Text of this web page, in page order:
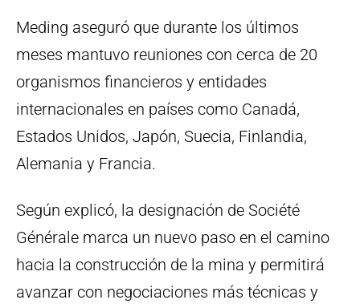
Meding aseguró que durante los últimos
meses mantuvo reuniones con cerca de 20
organismos financieros y entidades
internacionales en países como Canadá,
Estados Unidos, Japón, Suecia, Finlandia,
Alemania y Francia.
Según explicó, la designación de Société
Générale marca un nuevo paso en el camino
hacia la construcción de la mina y permitirá
avanzar con negociaciones más técnicas y